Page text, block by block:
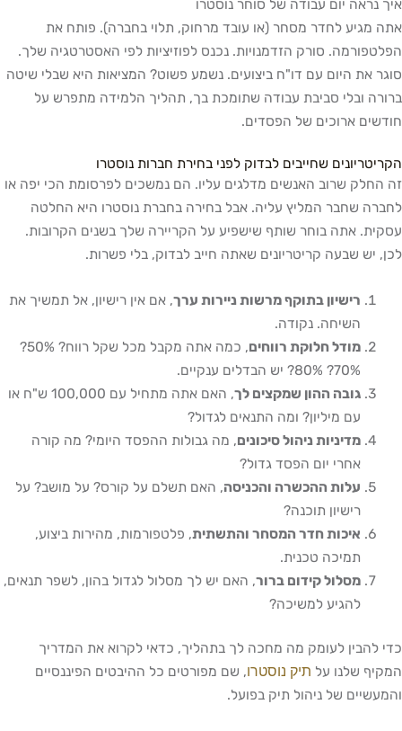
איך נראה יום עבודה של סוחר נוסטרו
אתה מגיע לחדר מסחר (או עובד מרחוק, תלוי בחברה). פותח את
הפלטפורמה. סורק הזדמנויות. נכנס לפוזיציות לפי האסטרטגיה שלך.
סוגר את היום עם דו"ח ביצועים. נשמע פשוט? המציאות היא שבלי שיטה
ברורה ובלי סביבת עבודה שתומכת בך, תהליך הלמידה מתפרש על
חודשים ארוכים של הפסדים.
הקריטריונים שחייבים לבדוק לפני בחירת חברות נוסטרו
זה החלק שרוב האנשים מדלגים עליו. הם נמשכים לפרסומת הכי יפה או
לחברה שחבר המליץ עליה. אבל בחירה בחברת נוסטרו היא החלטה
עסקית. אתה בוחר שותף שישפיע על הקריירה שלך בשנים הקרובות.
לכן, יש שבעה קריטריונים שאתה חייב לבדוק, בלי פשרות.
רישיון בתוקף מרשות ניירות ערך, אם אין רישיון, אל תמשיך את
השיחה. נקודה.
מודל חלוקת רווחים
, כמה אתה מקבל מכל שקל רווח? 50%?
70%? 80%? יש הבדלים ענקיים.
גובה ההון שמקצים לך
, האם אתה מתחיל עם 100,000 ש"ח או
עם מיליון? ומה התנאים לגדול?
מדיניות ניהול סיכונים, מה גבולות ההפסד היומי? מה קורה
אחרי יום הפסד גדול?
עלות ההכשרה והכניסה, האם תשלם על קורס? על מושב? על
רישיון תוכנה?
איכות חדר המסחר והתשתית, פלטפורמות, מהירות ביצוע,
תמיכה טכנית.
מסלול קידום ברור, האם יש לך מסלול לגדול בהון, לשפר תנאים,
להגיע למשיכה?
כדי להבין לעומק מה מחכה לך בתהליך, כדאי לקרוא את המדריך
המקיף שלנו על תיק נוסטרו, שם מפורטים כל ההיבטים הפיננסיים
והמעשיים של ניהול תיק בפועל.